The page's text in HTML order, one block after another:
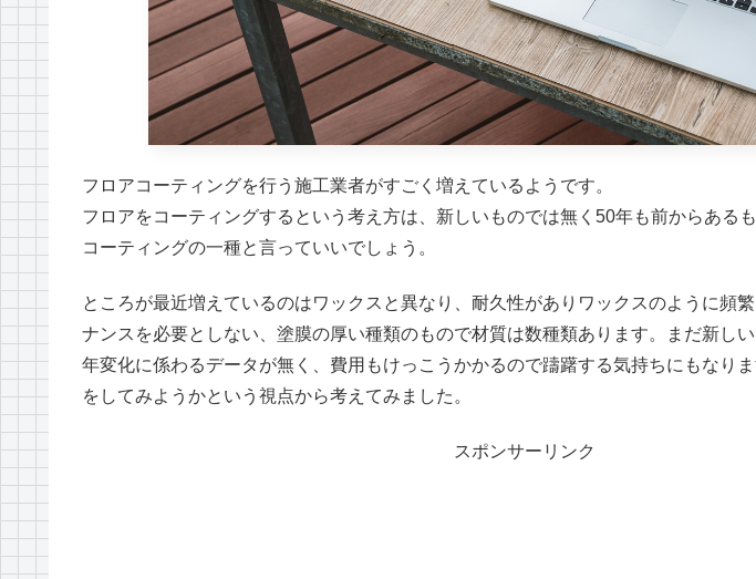
フロアコーティングを行う施工業者がすごく増えているようです。
フロアをコーティングするという考え方は、新しいものでは無く50年も前からある
コーティングの一種と言っていいでしょう。
ところが最近増えているのはワックスと異なり、耐久性がありワックスのように頻
ナンスを必要としない、塗膜の厚い種類のもので材質は数種類あります。まだ新し
年変化に係わるデータが無く、費用もけっこうかかるので躊躇する気持ちにもなり
をしてみようかという視点から考えてみました。
スポンサーリンク